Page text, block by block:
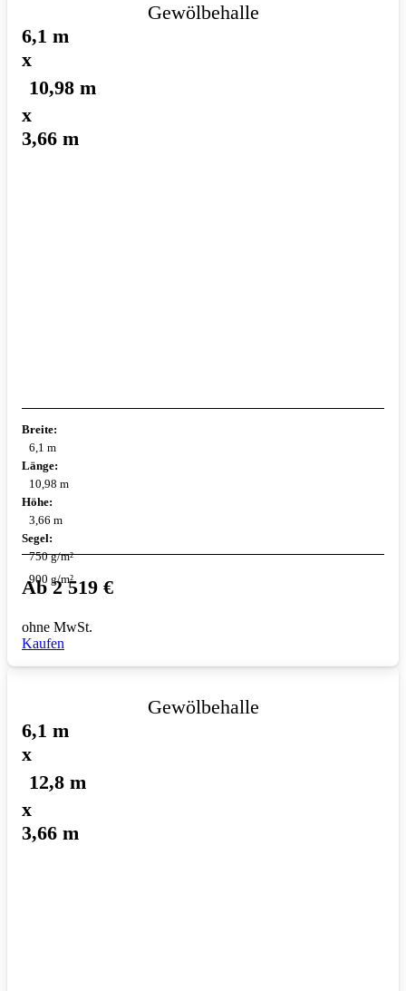
Gewölbehalle
6,1 m
x
10,98 m
x
3,66 m
Breite:
6,1 m
Länge:
10,98 m
Höhe:
3,66 m
Segel:
750 g/m²
900 g/m²
Ab2 519 €
ohne MwSt.
Kaufen
Gewölbehalle
6,1 m
x
12,8 m
x
3,66 m